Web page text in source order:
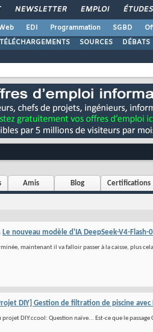
NEWSLETTER EMPLOI ÉTUDES
EDI Programmation SGBD
TÉLÉCHARGEMENTS SOURCES DÉBATS
Amis Blog Certifications
Le nouveau modèle d'IA DeepSeek-V4-
maintenant il va falloir passer à la caisse, plus
DIY] Gestion de filtration de piscine avec
projet DIY:ccool: Question naïve... Est-ce que le